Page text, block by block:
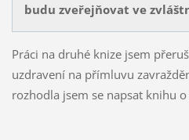
budu zveřejňovat ve
Práci na druhé knize jsem
uzdravení na přímluvu
rozhodla jsem se napsat knihu